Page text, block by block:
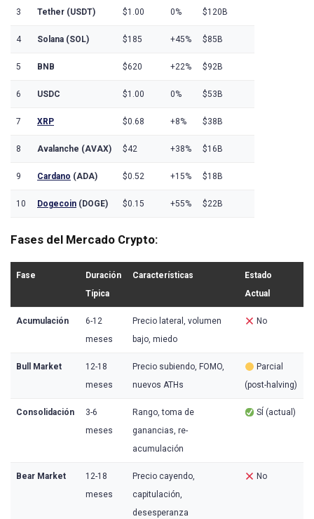
3 Tether (USDT) $1.00 0% $120B
4 Solana (SOL) $185 +45% $85B
5 BNB $620 +22% $92B
6 USDC $1.00 0% $53B
7 XRP $0.68 +8% $38B
8 Avalanche (AVAX) $42 +38% $16B
9 Cardano (ADA) $0.52 +15% $18B
10 Dogecoin (DOGE) $0.15 +55% $22B
Fases del Mercado Crypto:
Fase
Duración
Típica
Características
Estado
Actual
Acumulación
6-12
meses
Precio lateral, volumen
bajo, miedo
No
Bull Market
12-18
meses
Precio subiendo, FOMO,
nuevos ATHs
Parcial
(post-halving)
Consolidación
3-6
meses
Rango, toma de
ganancias, re-
acumulación
SÍ (actual)
Bear Market
12-18
meses
Precio cayendo,
capitulación,
desesperanza
No